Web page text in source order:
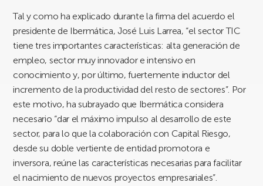
Tal y como ha explicado durante la firma del acuerdo el
presidente de Ibermática, José Luis Larrea, “el sector TIC
tiene tres importantes características: alta generación de
empleo, sector muy innovador e intensivo en
conocimiento y, por último, fuertemente inductor del
incremento de la productividad del resto de sectores”. Por
este motivo, ha subrayado que Ibermática considera
necesario “dar el máximo impulso al desarrollo de este
sector, para lo que la colaboración con Capital Riesgo,
desde su doble vertiente de entidad promotora e
inversora, reúne las características necesarias para facilitar
el nacimiento de nuevos proyectos empresariales”.